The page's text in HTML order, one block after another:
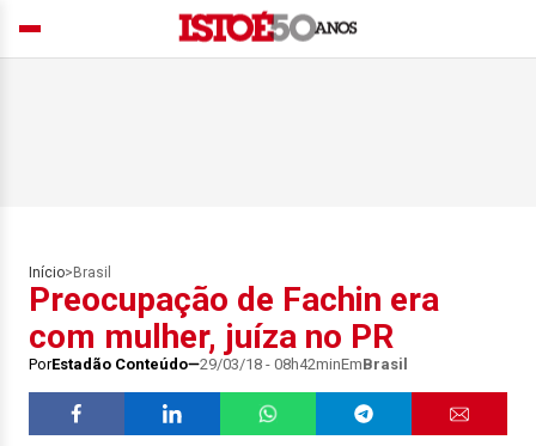
Início> Brasil
Preocupação de Fachin era
com mulher, juíza no PR
PorEstadão Conteúdo 29/03/18 - 08h42minEmBrasil